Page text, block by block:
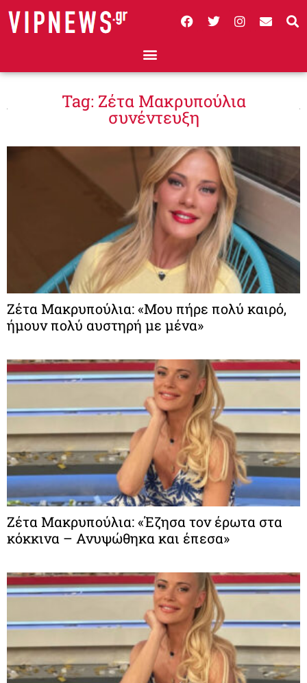
Tag: Ζέτα Μακρυπούλια
συνέντευξη
Ζέτα Μακρυπούλια: «Μου πήρε πολύ καιρό,
ήμουν πολύ αυστηρή με μένα»
Ζέτα Μακρυπούλια: «Έζησα τον έρωτα στα
κόκκινα – Ανυψώθηκα και έπεσα»